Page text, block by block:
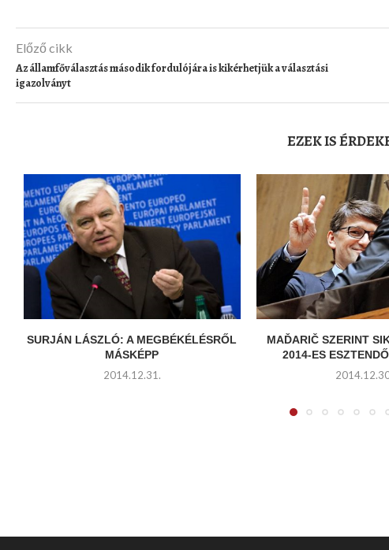
Előző cikk
Az államfőválasztás második fordulójára is kikérhetjük a választási
igazolványt
EZEK IS
SURJÁN LÁSZLÓ: A MEGBÉKÉLÉSRŐL
MÁSKÉPP
2014.12.31.
MAĎARIČ SZERINT
2014-ES